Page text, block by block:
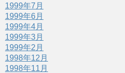
1999年7月
1999年6月
1999年4月
1999年3月
1999年2月
1998年12月
1998年11月